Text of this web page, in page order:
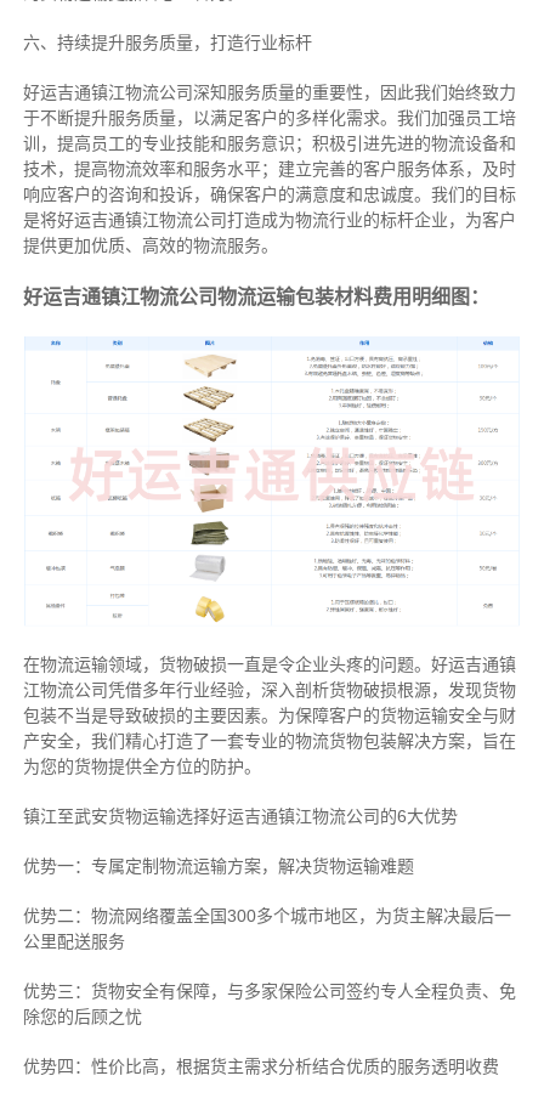
六、持续提升服务质量，打造行业标杆
好运吉通镇江物流公司深知服务质量的重要性，因此我们始终致力
于不断提升服务质量，以满足客户的多样化需求。我们加强员工培
训，提高员工的专业技能和服务意识；积极引进先进的物流设备和
技术，提高物流效率和服务水平；建立完善的客户服务体系，及时
响应客户的咨询和投诉，确保客户的满意度和忠诚度。我们的目标
是将好运吉通镇江物流公司打造成为物流行业的标杆企业，为客户
提供更加优质、高效的物流服务。
好运吉通镇江物流公司物流运输包装材料费用明细图：
在物流运输领域，货物破损一直是令企业头疼的问题。好运吉通镇
江物流公司凭借多年行业经验，深入剖析货物破损根源，发现货物
包装不当是导致破损的主要因素。为保障客户的货物运输安全与财
产安全，我们精心打造了一套专业的物流货物包装解决方案，旨在
为您的货物提供全方位的防护。
镇江至武安货物运输选择好运吉通镇江物流公司的6大优势
优势一：专属定制物流运输方案，解决货物运输难题
优势二：物流网络覆盖全国300多个城市地区，为货主解决最后一
公里配送服务
优势三：货物安全有保障，与多家保险公司签约专人全程负责、免
除您的后顾之忧
优势四：性价比高，根据货主需求分析结合优质的服务透明收费